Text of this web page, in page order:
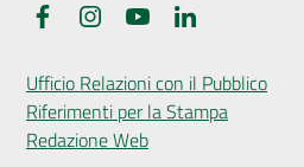
FacebookInstagramYouTube
Ufficio Relazioni con il Pubblico
Riferimenti per la Stampa
Redazione Web